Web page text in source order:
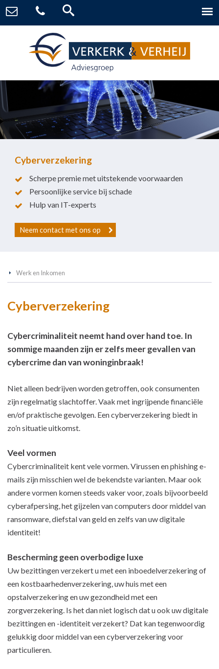
Cyberverzekering
Scherpe premie met uitstekende voorwaarden
Persoonlijke service bij schade
Hulp van IT-experts
Neem contact met ons op
Werk en Inkomen
Cyberverzekering
Cybercriminaliteit neemt hand over hand toe. In
sommige maanden zijn er zelfs meer gevallen van
cybercrime dan van woninginbraak!
Niet alleen bedrijven worden getroffen, ook consumenten
zijn regelmatig slachtoffer. Vaak met ingrijpende financiële
en/of praktische gevolgen. Een cyberverzekering biedt in
zo’n situatie uitkomst.
Veel vormen
Cybercriminaliteit kent vele vormen. Virussen en phishing e-
mails zijn misschien wel de bekendste varianten. Maar ook
andere vormen komen steeds vaker voor, zoals bijvoorbeeld
cyberafpersing, het gijzelen van computers door middel van
ransomware, diefstal van geld en zelfs van uw digitale
identiteit!
Bescherming geen overbodige luxe
Uw bezittingen verzekert u met een inboedelverzekering of
een kostbaarhedenverzekering, uw huis met een
opstalverzekering en uw gezondheid met een
zorgverzekering. Is het dan niet logisch dat u ook uw digitale
bezittingen en -identiteit verzekert? Dat kan tegenwoordig
gelukkig door middel van een cyberverzekering voor
particulieren.